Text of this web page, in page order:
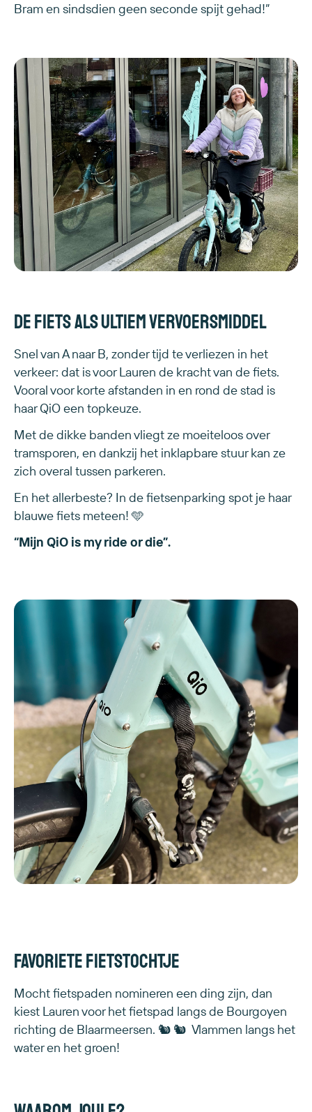
Bram en sindsdien geen seconde spijt gehad!”
De fiets als ultiem vervoersmiddel
Snel van A naar B, zonder tijd te verliezen in het
verkeer: dat is voor Lauren de kracht van de fiets.
Vooral voor korte afstanden in en rond de stad is
haar QiO een topkeuze.
Met de dikke banden vliegt ze moeiteloos over
tramsporen, en dankzij het inklapbare stuur kan ze
zich overal tussen parkeren.
En het allerbeste? In de fietsenparking spot je haar
blauwe fiets meteen! 🩵
“Mijn QiO is my ride or die”.
Favoriete fietstochtje
Mocht fietspaden nomineren een ding zijn, dan
kiest Lauren voor het fietspad langs de Bourgoyen
richting de Blaarmeersen. 🐿️ 🐿️ Vlammen langs het
water en het groen!